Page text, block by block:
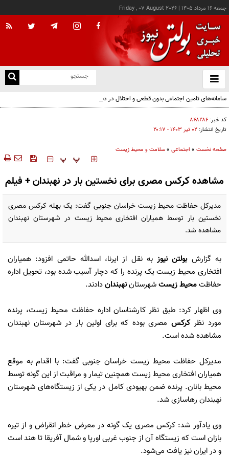
جمعه ۱۶ مرداد ۱۴۰۵ |
Friday , 07 August 2026
باز
و
سامانه‌های تامین اجتماعی بدون قطعی و اختلال در دسترس است
کد خبر: ۸۴۸۲۸۶
تاریخ انتشار: ۰۲ تير ۱۴۰۳ - ۲۰:۱۷
صفحه نخست » اجتماعی »سلامت و محیط زیست
‍‍‍ پ پ
مشاهده کرکس مصری برای نخستین بار در نهبندان + فیلم
مدیرکل حفاظت محیط زیست خراسان جنوبی گفت: یک بهله کرکس مصری
نخستین بار توسط همیاران افتخاری محیط زیست در شهرستان نهبندان
مشاهده شد.
به گزارش بولتن نیوزبه نقل از ایرنا، اسدالله حاتمی افزود: همیاران
افتخاری محیط زیست یک پرنده را که دچار آسیب شده بود، تحویل اداره
حفاظتمحیط زیستشهرستاننهبنداندادند.
وی اظهار کرد: طبق نظر کارشناسان اداره حفاظت محیط زیست، پرنده
مورد نظرکرکس مصری بوده که برای اولین بار در شهرستان نهبندان
مشاهده شده است.
مدیرکل حفاظت محیط زیست خراسان جنوبی گفت: با اقدام به موقع
همیاران افتخاری محیط زیست همچنین تیمار و مراقبت از این گونه توسط
محیط بانان. پرنده ضمن بهیودی کامل در یکی از زیستگاه‌های شهرستان
نهبندان رهاسازی شد.
وی یادآور شد: کرکس مصری یک گونه در معرض خطر انقراض و از تیره‌
بازان است که زیستگاه آن از جنوب غربی اورپا و شمال آفریقا تا هند است
و در ایران نیز یافت می‌شود.